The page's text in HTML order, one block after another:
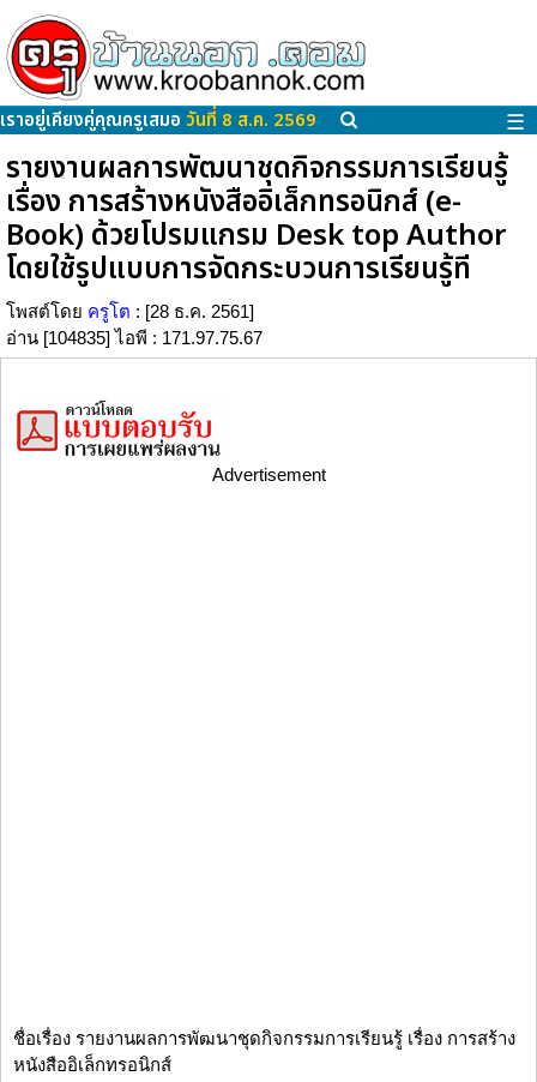
เราอยู่เคียงคู่คุณครูเสมอ วันที่ 8 ส.ค. 2569 ☰
รายงานผลการพัฒนาชุดกิจกรรมการเรียนรู้
เรื่อง การสร้างหนังสืออิเล็กทรอนิกส์ (e-
Book) ด้วยโปรมแกรม Desk top Author
โดยใช้รูปแบบการจัดกระบวนการเรียนรู้ที
โพสต์โดย ครูโต : [28 ธ.ค. 2561]
อ่าน [104835] ไอพี : 171.97.75.67
Advertisement
ชื่อเรื่อง รายงานผลการพัฒนาชุดกิจกรรมการเรียนรู้ เรื่อง การสร้าง
หนังสืออิเล็กทรอนิกส์